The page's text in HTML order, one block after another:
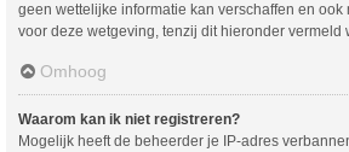
geen wettelijke informatie kan verschaffen en
voor deze wetgeving, tenzij dit hieronder vermeld
Omhoog
Waarom kan ik niet registreren?
Mogelijk heeft de beheerder je IP-adres